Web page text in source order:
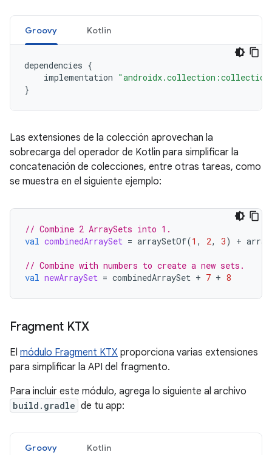
Groovy Kotlin
dependencies {
implementation
}
Las extensiones de la colección aprovechan la
sobrecarga del operador de Kotlin para simplificar la
concatenación de colecciones, entre otras tareas, como
se muestra en el siguiente ejemplo:
// Combine 2 ArraySets into 1.
val combinedArraySet = arraySetOf(1 , 2, 3) +
// Combine with numbers to create a new sets.
val newArraySet = combinedArraySet + 7 + 8
Fragment KTX
El módulo Fragment KTX proporciona varias extensiones
para simplificar la API del fragmento.
Para incluir este módulo, agrega lo siguiente al archivo
build.gradle de tu app:
Groovy Kotlin